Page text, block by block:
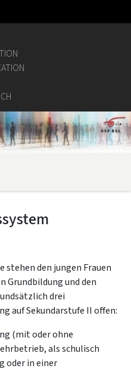
stehen den jungen Frauen
Grundbildung und den
drei
auf Sekundarstufe II offen:
(mit oder ohne
als schulisch
oder in einer